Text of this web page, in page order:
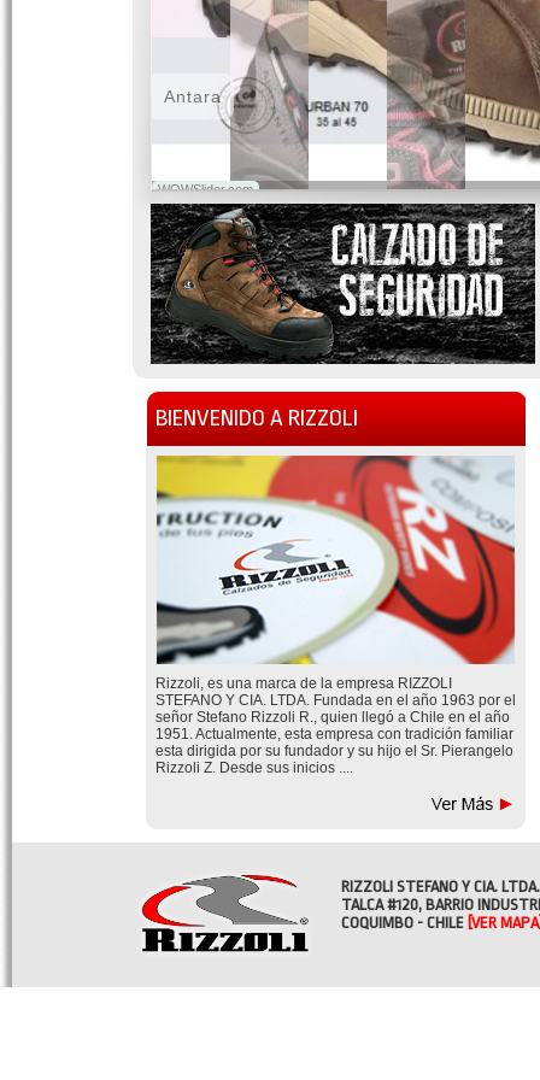
WOWSlider.com
Antara
BIENVENIDO A RIZZOLI
Rizzoli, es una marca de la empresa RIZZOLI
STEFANO Y CIA. LTDA. Fundada en el año 1963 por el
señor Stefano Rizzoli R., quien llegó a Chile en el año
1951. Actualmente, esta empresa con tradición familiar
esta dirigida por su fundador y su hijo el Sr. Pierangelo
Rizzoli Z. Desde sus inicios ....
RIZZOLI STEFANO Y CIA. LTDA.
TALCA #120, BARRIO
COQUIMBO - CHILE [VER